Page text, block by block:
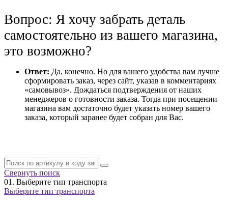
Вопрос: Я хочу забрать деталь
самостоятельно из вашего магазина,
это возможно?
Ответ: Да, конечно. Но для вашего удобства вам лучше
сформировать заказ, через сайт, указав в комментариях
«самовывоз». Дождаться подтверждения от наших
менеджеров о готовности заказа. Тогда при посещении
магазина вам достаточно будет указать номер вашего
заказа, который заранее будет собран для Вас.
Свернуть поиск
01. Выберите тип транспорта
Выберите тип транспорта